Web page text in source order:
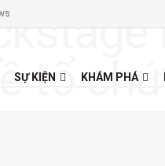
SỰ KIỆN KHÁM PHÁ